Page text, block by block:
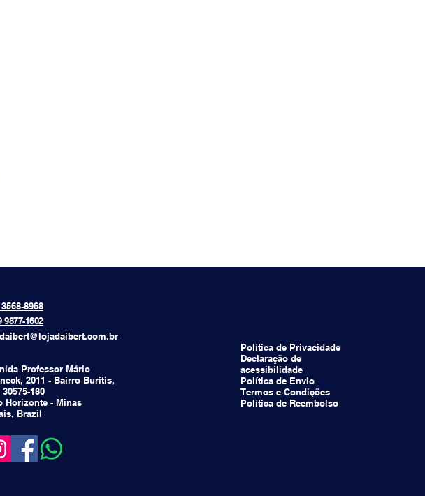
8968
9877-1602
Professor Mário
2011 - Bairro Buritis,
180
Horizonte - Minas
Brazil
Política de Privacidade
Declaração de
acessibilidade
Política de Envio
Termos e Condições
Política de Reembolso